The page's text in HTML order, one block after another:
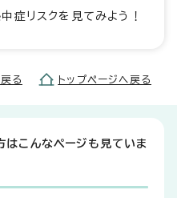
症リスクを見てみよう！
る トップページへ戻る
はこんなページも見ていま